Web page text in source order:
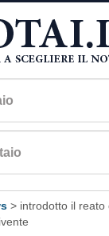
> introdotto il